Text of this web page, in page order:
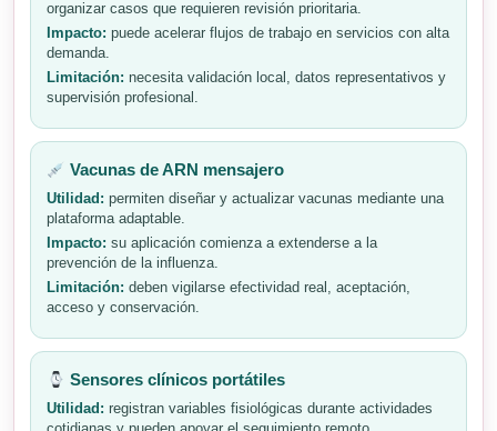
organizar casos que requieren revisión prioritaria.
Impacto: puede acelerar flujos de trabajo en servicios con alta
demanda.
Limitación: necesita validación local, datos representativos y
supervisión profesional.
Vacunas de ARN mensajero
Utilidad: permiten diseñar y actualizar vacunas mediante una
plataforma adaptable.
Impacto: su aplicación comienza a extenderse a la
prevención de la influenza.
Limitación: deben vigilarse efectividad real, aceptación,
acceso y conservación.
Sensores clínicos portátiles
Utilidad: registran variables fisiológicas durante actividades